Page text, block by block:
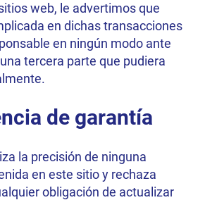
web, le advertimos que
en dichas transacciones
en ningún modo ante
tercera parte que pudiera
de garantía
la precisión de ninguna
en este sitio y rechaza
obligación de actualizar